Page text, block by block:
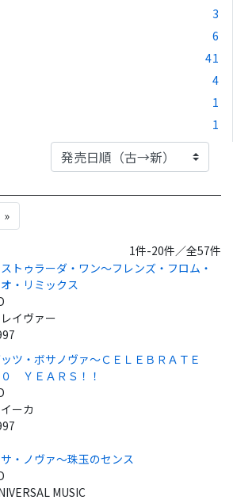
3
6
41
4
1
1
»
1件-20件／全57件
トゥラーダ・ワン～フレンズ・フロム・
オ・リミックス
イヴァー
ツ・ボサノヴァ～ＣＥＬＥＢＲＡＴＥ
ＹＥＡＲＳ！！
ーカ
・ノヴァ～珠玉のセンス
MUSIC